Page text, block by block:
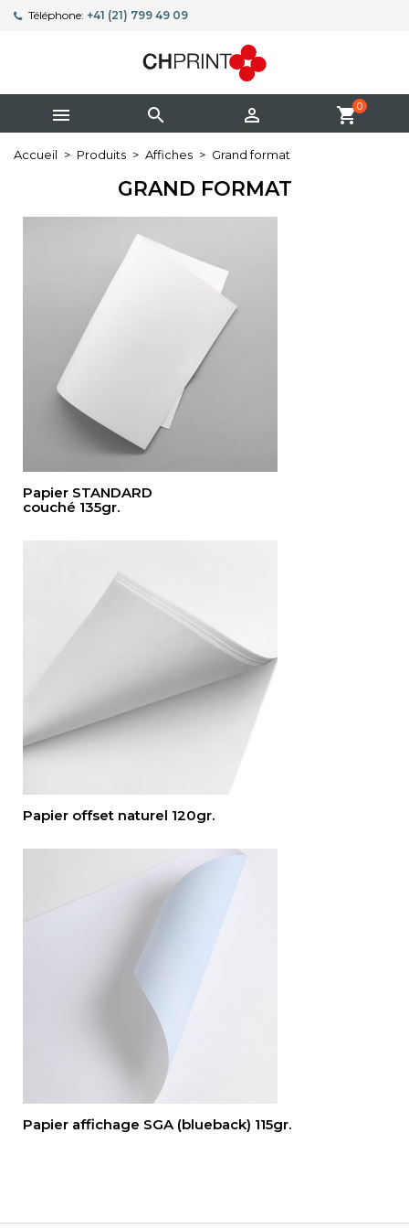
Téléphone: +41 (21) 799 49 09
   shopping_cart0
Accueil Produits Affiches Grand format
GRAND FORMAT
Papier STANDARD
couché 135gr.
Papier offset naturel 120gr.
Papier affichage SGA (blueback) 115gr.